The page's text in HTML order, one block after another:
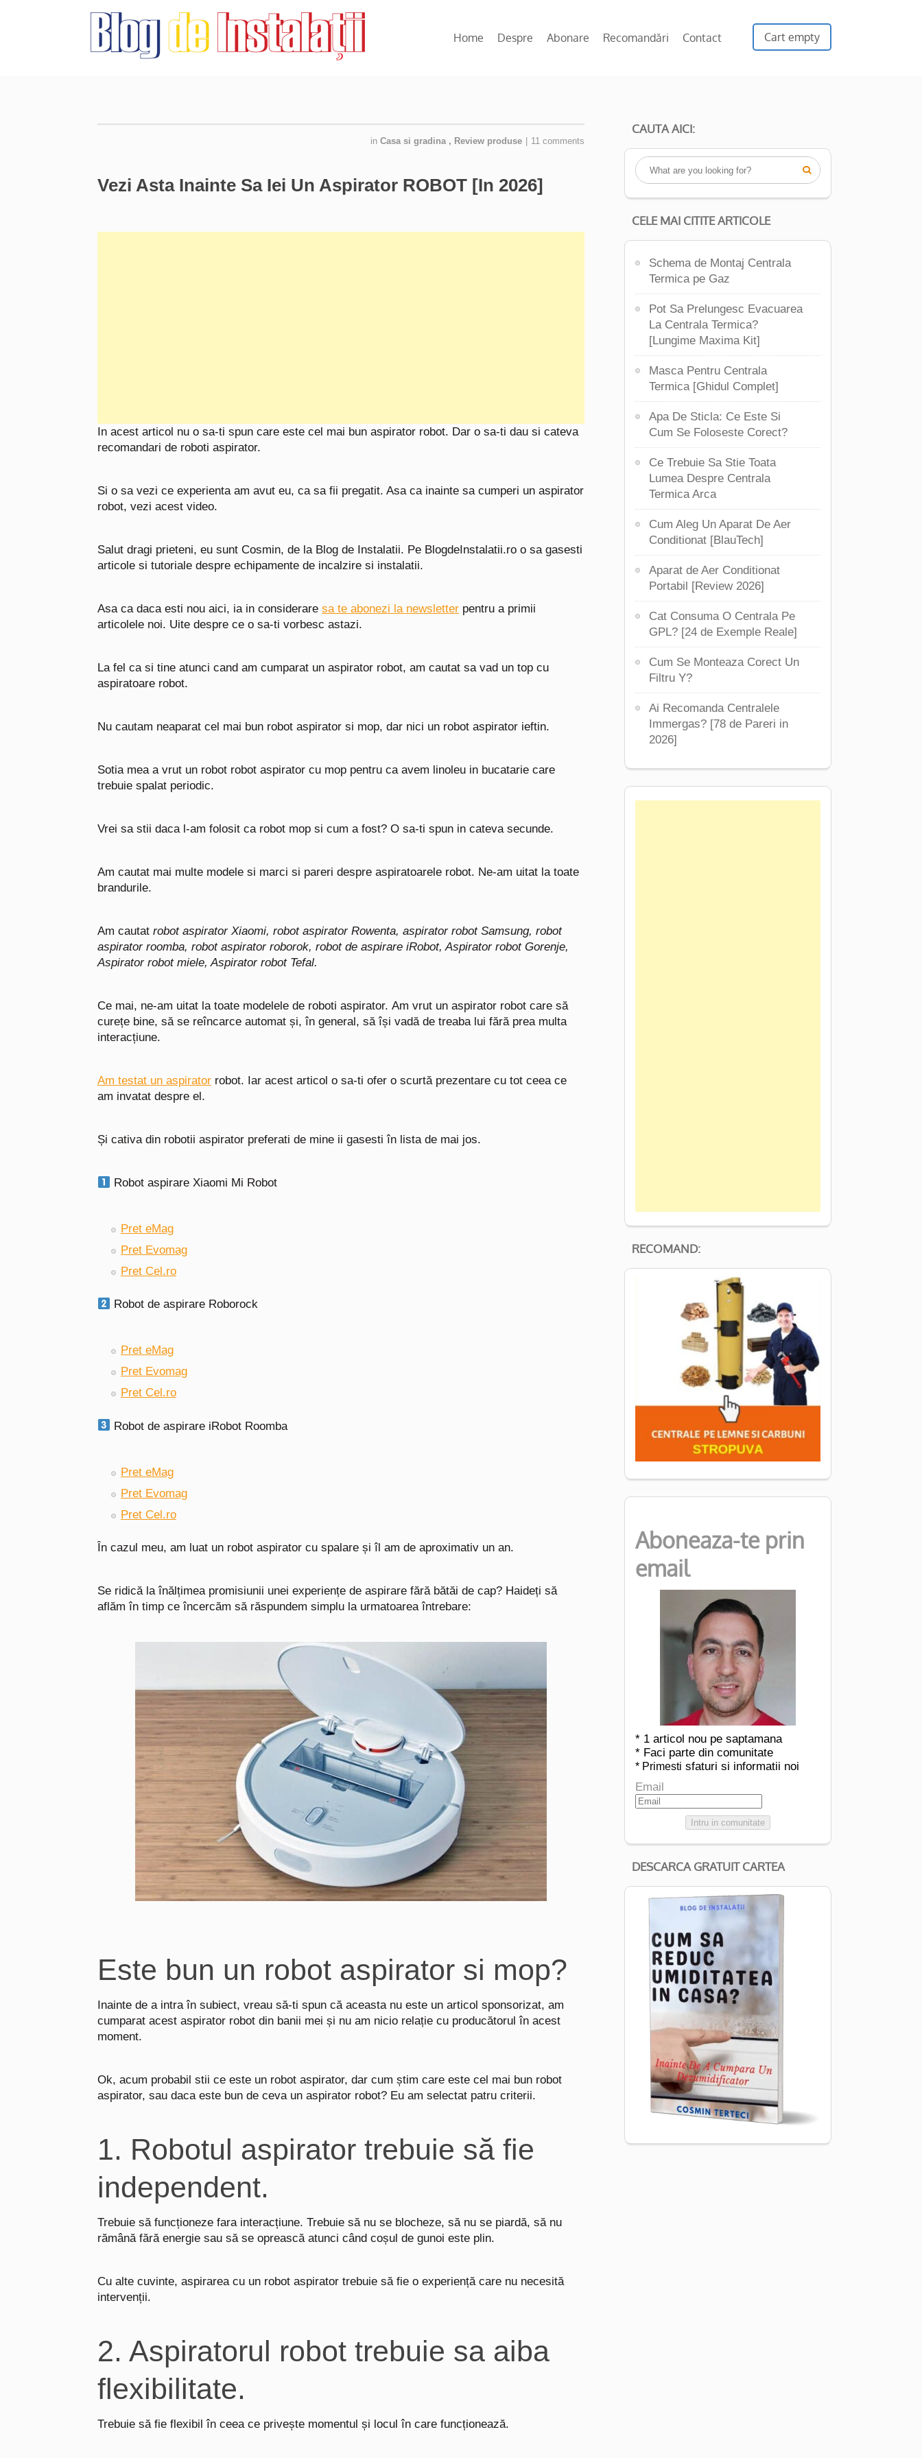
Cart empty
Home Despre Abonare Recomandări Contact
in Casa si gradina , Review produse 11 comments
Vezi Asta Inainte Sa Iei Un Aspirator ROBOT [In 2026]
In acest articol nu o sa-ti spun care este cel mai bun aspirator robot. Dar o sa-ti dau si cateva
recomandari de roboti aspirator.
Si o sa vezi ce experienta am avut eu, ca sa fii pregatit. Asa ca inainte sa cumperi un aspirator
robot, vezi acest video.
Salut dragi prieteni, eu sunt Cosmin, de la Blog de Instalatii. Pe BlogdeInstalatii.ro o sa gasesti
articole si tutoriale despre echipamente de incalzire si instalatii.
Asa ca daca esti nou aici, ia in considerare sa te abonezi la newsletter pentru a primii
articolele noi. Uite despre ce o sa-ti vorbesc astazi.
La fel ca si tine atunci cand am cumparat un aspirator robot, am cautat sa vad un top cu
aspiratoare robot.
Nu cautam neaparat cel mai bun robot aspirator si mop, dar nici un robot aspirator ieftin.
Sotia mea a vrut un robot robot aspirator cu mop pentru ca avem linoleu in bucatarie care
trebuie spalat periodic.
Vrei sa stii daca l-am folosit ca robot mop si cum a fost? O sa-ti spun in cateva secunde.
Am cautat mai multe modele si marci si pareri despre aspiratoarele robot. Ne-am uitat la toate
brandurile.
Am cautat robot aspirator Xiaomi, robot aspirator Rowenta, aspirator robot Samsung, robot
aspirator roomba, robot aspirator roborok, robot de aspirare iRobot,Aspirator robot Gorenje,
Aspirator robot miele,Aspirator robot Tefal.
Ce mai, ne-am uitat la toate modelele de roboti aspirator. Am vrut un aspirator robot care să
curețe bine, să se reîncarce automat și, în general, să își vadă de treaba lui fără prea multa
interacțiune.
Am testat un aspirator robot. Iar acest articol o sa-ti ofer o scurtă prezentare cu tot ceea ce
am invatat despre el.
Și cativa din robotii aspirator preferati de mine ii gasesti în lista de mai jos.
Robot aspirare Xiaomi Mi Robot
Pret eMag
Pret Evomag
Pret Cel.ro
Robot de aspirare Roborock
Pret eMag
Pret Evomag
Pret Cel.ro
Robot de aspirare iRobot Roomba
Pret eMag
Pret Evomag
Pret Cel.ro
În cazul meu, am luat un robot aspirator cu spalare și îl am de aproximativ un an.
Se ridică la înălțimea promisiunii unei experiențe de aspirare fără bătăi de cap? Haideți să
aflăm în timp ce încercăm să răspundem simplu la urmatoarea întrebare:
Este bun un robot aspirator si mop?
Inainte de a intra în subiect, vreau să-ti spun că aceasta nu este un articol sponsorizat, am
cumparat acest aspirator robot din banii mei și nu am nicio relație cu producătorul în acest
moment.
Ok, acum probabil stii ce este un robot aspirator, dar cum știm care este cel mai bun robot
aspirator, sau daca este bun de ceva un aspirator robot? Eu am selectat patru criterii.
1. Robotul aspirator trebuie să fie
independent.
Trebuie să funcționeze fara interacțiune. Trebuie să nu se blocheze, să nu se piardă, să nu
rămână fără energie sau să se oprească atunci când coșul de gunoi este plin.
Cu alte cuvinte, aspirarea cu un robot aspirator trebuie să fie o experiență care nu necesită
intervenții.
2. Aspiratorul robot trebuie sa aiba
flexibilitate.
Trebuie să fie flexibil în ceea ce privește momentul și locul în care funcționează.
CAUTA AICI:

CELE MAI CITITE ARTICOLE
Schema de Montaj Centrala
Termica pe Gaz
Pot Sa Prelungesc Evacuarea
La Centrala Termica?
[Lungime Maxima Kit]
Masca Pentru Centrala
Termica [Ghidul Complet]
Apa De Sticla: Ce Este Si
Cum Se Foloseste Corect?
Ce Trebuie Sa Stie Toata
Lumea Despre Centrala
Termica Arca
Cum Aleg Un Aparat De Aer
Conditionat [BlauTech]
Aparat de Aer Conditionat
Portabil [Review 2026]
Cat Consuma O Centrala Pe
GPL? [24 de Exemple Reale]
Cum Se Monteaza Corect Un
Filtru Y?
Ai Recomanda Centralele
Immergas? [78 de Pareri in
2026]
RECOMAND:
Aboneaza-te prin
email
* 1 articol nou pe saptamana
* Faci parte din comunitate
* Primesti sfaturi si informatii noi
Email
Intru in comunitate
DESCARCA GRATUIT CARTEA